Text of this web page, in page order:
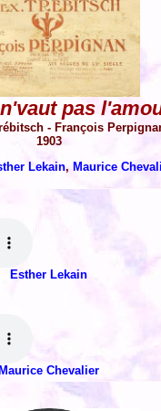
pas
- François
1903
Lekain, Maurice
Esther Lekain
Chevalier